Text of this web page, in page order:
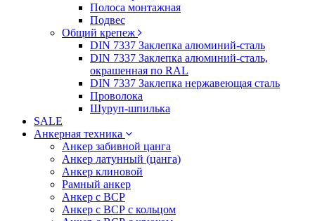
Полоса монтажная
Подвес
Общий крепеж
DIN 7337 Заклепка алюминий-сталь
DIN 7337 Заклепка алюминий-сталь,
окрашенная по RAL
DIN 7337 Заклепка нержавеющая сталь
Проволока
Шуруп-шпилька
SALE
Анкерная техника
Анкер забивной цанга
Анкер латунный (цанга)
Анкер клиновой
Рамный анкер
Анкер с ВСР
Анкер с ВСР с кольцом